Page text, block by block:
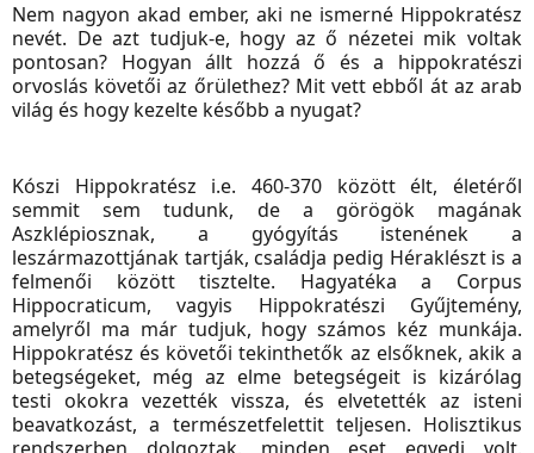
Nem nagyon akad ember, aki ne ismerné Hippokratész
nevét. De azt tudjuk-e, hogy az ő nézetei mik voltak
pontosan? Hogyan állt hozzá ő és a hippokratészi
orvoslás követői az őrülethez? Mit vett ebből át az arab
világ és hogy kezelte később a nyugat?
Kószi Hippokratész i.e. 460-370 között élt, életéről
semmit sem tudunk, de a görögök magának
Aszklépiosznak, a gyógyítás istenének a
leszármazottjának tartják, családja pedig Héraklészt is a
felmenői között tisztelte. Hagyatéka a Corpus
Hippocraticum, vagyis Hippokratészi Gyűjtemény,
amelyről ma már tudjuk, hogy számos kéz munkája.
Hippokratész és követői tekinthetők az elsőknek, akik a
betegségeket, még az elme betegségeit is kizárólag
testi okokra vezették vissza, és elvetették az isteni
beavatkozást, a természetfelettit teljesen. Holisztikus